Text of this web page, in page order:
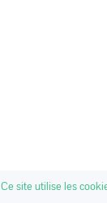
Ce site utilise les